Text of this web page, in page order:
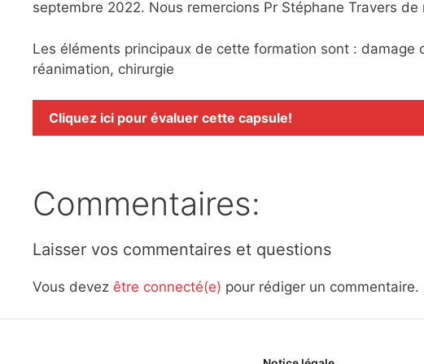
septembre 2022. Nous remercions Pr Stéphane Travers
Les éléments principaux de cette formation sont :
réanimation, chirurgie
Cliquez ici pour évaluer cette capsule!
Commentaires:
Laisser vos commentaires et questions
Vous devez être connecté(e) pour rédiger un commentaire.